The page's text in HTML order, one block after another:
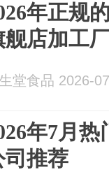
年正规
舰店加工
堂食品 2026-
年7月
司推荐